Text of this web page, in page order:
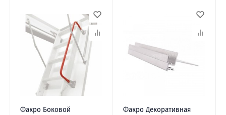
Факро Боковой
Факро Декоративная